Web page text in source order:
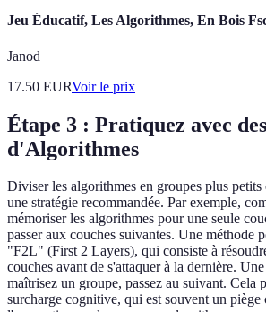
Jeu Éducatif, Les Algorithmes, En Bois
Janod
17.50 EURVoir le prix
Étape 3 : Pratiquez avec
d'Algorithmes
Diviser les algorithmes en groupes plus petits
une stratégie recommandée. Par exemple,
mémoriser les algorithmes pour une seule
passer aux couches suivantes. Une méthode
"F2L" (First 2 Layers), qui consiste à
couches avant de s'attaquer à la dernière.
maîtrisez un groupe, passez au suivant. Cela
surcharge cognitive, qui est souvent un piège